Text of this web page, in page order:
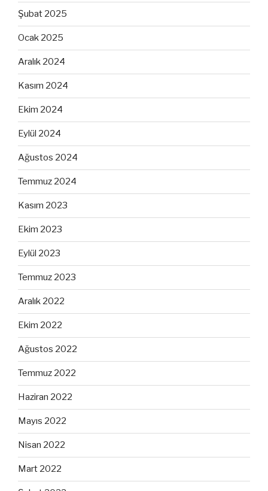
Şubat 2025
Ocak 2025
Aralık 2024
Kasım 2024
Ekim 2024
Eylül 2024
Ağustos 2024
Temmuz 2024
Kasım 2023
Ekim 2023
Eylül 2023
Temmuz 2023
Aralık 2022
Ekim 2022
Ağustos 2022
Temmuz 2022
Haziran 2022
Mayıs 2022
Nisan 2022
Mart 2022